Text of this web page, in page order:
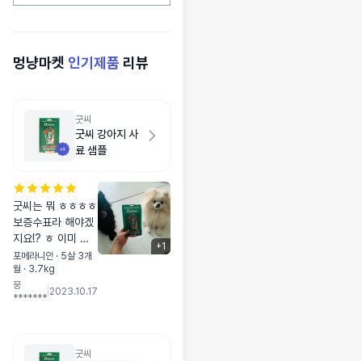
멍냥마켓 인기제품 리뷰
굿씨
굿씨 강아지 사
료 샘플
굿씨는 뭐 ㅎㅎㅎㅎ
보증수표라 해야겠
지요!? ㅎ 이미 먹
고있지만 샘플을 안
받아서 하나 같이구
매했어요🥰🥰
포메라니안 · 5살 3개
월 · 3.7kg
뭉
*******
2023.10.17
+1
굿씨